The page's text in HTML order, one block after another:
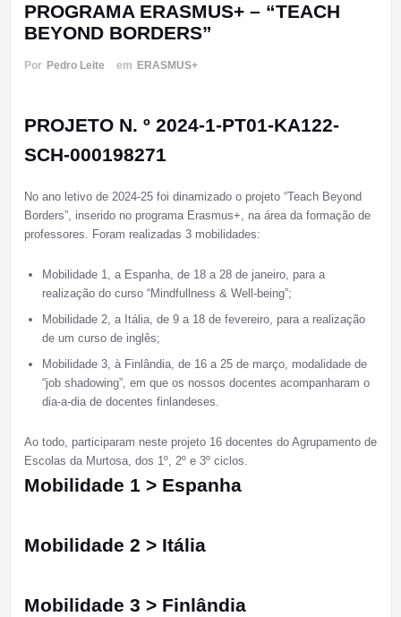
PROGRAMA ERASMUS+ – “TEACH
BEYOND BORDERS”
Por Pedro Leite em ERASMUS+
PROJETO N. º 2024-1-PT01-KA122-
SCH-000198271
No ano letivo de 2024-25 foi dinamizado o projeto “Teach Beyond
Borders”, inserido no programa Erasmus+, na área da formação de
professores. Foram realizadas 3 mobilidades:
Mobilidade 1, a Espanha, de 18 a 28 de janeiro, para a
realização do curso “Mindfullness & Well-being”;
Mobilidade 2, a Itália, de 9 a 18 de fevereiro, para a realização
de um curso de inglês;
Mobilidade 3, à Finlândia, de 16 a 25 de março, modalidade de
“job shadowing”, em que os nossos docentes acompanharam o
dia-a-dia de docentes finlandeses.
Ao todo, participaram neste projeto 16 docentes do Agrupamento de
Escolas da Murtosa, dos 1º, 2º e 3º ciclos.
Mobilidade 1 > Espanha
Mobilidade 2 > Itália
Mobilidade 3 > Finlândia